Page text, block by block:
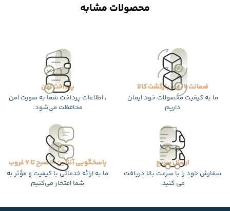
محصولات مشابه
ضمانت 7 روزه بازگشت کالا
ما به کیفیت محصولات خود ایمان
داریم
پرداخت امن
، اطلاعات پرداخت شما به صورت امن
محافظت می‌شود.
ارسال سریع
سفارش خود را با سرعت بالا دریافت
می کنید.
پاسخگویی آنلاین 10 صبح تا 7 غروب
ما به ارائه خدماتی با کیفیت و مؤثر به
شما افتخار می‌کنیم